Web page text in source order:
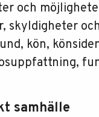
och
skyldigheter
kön,
samhälle